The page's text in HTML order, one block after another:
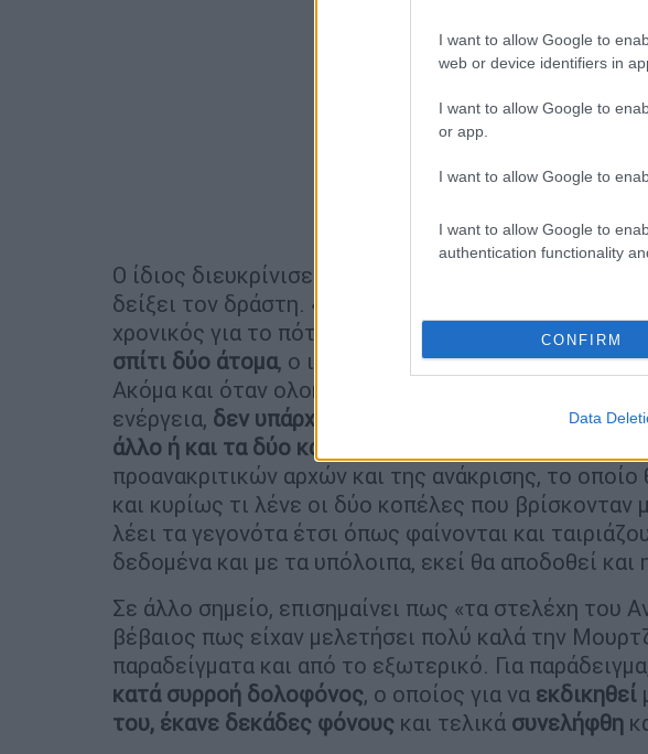
I want to allow Google to
web or device identifiers in
I want to allow Google to
or app.
I want to allow Google to
I want to allow Google to
authentication functionality
CONFIRM
Data
Ο ίδιος διευκρίνισε ότι πόρισμα για τον θάνατο
δείξει τον δράστη. «Ακόμα και αν μέσα στο πόρισμα
χρονικός για το πότε συνέβη ο θάνατος, το γεγονός
σπίτι δύο άτομα, ο ιατροδικαστής δεν έχει τρόπο να
Ακόμα και όταν ολοκληρωθεί αυτό το πόρισμα και
ενέργεια, δεν υπάρχει επιστημονικά η δυνατότητα
άλλο ή και τα δύο κάνανε αυτή την πράξη.
προανακριτικών αρχών και της ανάκρισης, το οποίο
και κυρίως τι λένε οι δύο κοπέλες που
λέει τα γεγονότα έτσι όπως φαίνονται και
δεδομένα και με τα υπόλοιπα, εκεί θα αποδοθεί και
Σε άλλο σημείο, επισημαίνει πως «τα στελέχη του
βέβαιος πως είχαν μελετήσει πολύ καλά την
παραδείγματα και από το εξωτερικό. Για
κατά συρροή δολοφόνος, ο οποίος για να εκδικηθεί
του, έκανε δεκάδες φόνους και τελικά συνελήφθη